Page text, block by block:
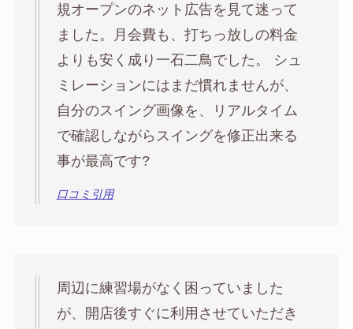
規オープンのネット広告を見て迷って
ました。月会費も、打ちっ放しの料金
よりも安く成り一石二鳥でした。 シュ
ミレーションにはまだ慣れませんが、
自分のスイング画像を、リアルタイム
で確認しながらスイングを修正出来る
事が最高です?
口コミ引用
周辺に練習場がなく困っていました
が、開店後すぐに利用させていただき